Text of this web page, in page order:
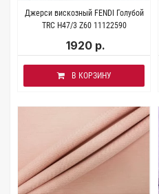
Джерси вискозный FENDI Голубой
TRC H47/3 Z60 11122590
1920 р.
В КОРЗИНУ